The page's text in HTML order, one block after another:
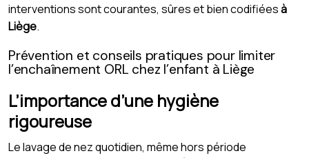
interventions sont courantes, sûres et bien codifiéesà
Liège.
Prévention et conseils pratiques pour limiter
l’enchaînement ORL chez l’enfant à Liège
L’importance d’une hygiène
rigoureuse
Le lavage de nez quotidien, même hors période